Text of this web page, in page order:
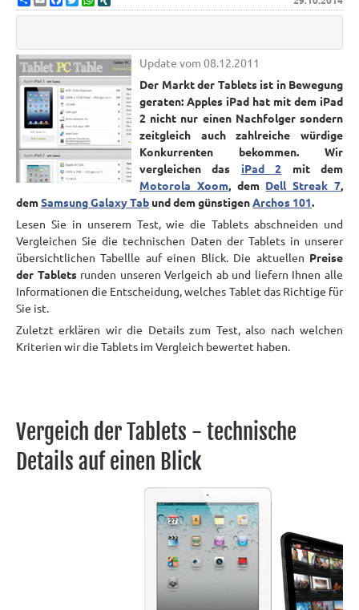
Update vom 08.12.2011
Der Markt der Tablets ist in Bewegung
geraten: Apples iPad hat mit dem iPad
2 nicht nur einen Nachfolger sondern
zeitgleich auch zahlreiche würdige
Konkurrenten bekommen. Wir
vergleichen das iPad 2 mit dem
Motorola Xoom, dem Dell Streak 7,
demSamsung Galaxy Tab und dem günstigenArchos 101.
Lesen Sie in unserem Test, wie die Tablets abschneiden und
Vergleichen Sie die technischen Daten der Tablets in unserer
übersichtlichen Tabellle auf einen Blick. Die aktuellen Preise
der Tabletsrunden unseren Verlgeich ab und liefern Ihnen alle
Informationen die Entscheidung, welches Tablet das Richtige für
Sie ist.
Zuletzt erklären wir die Details zum Test, also nach welchen
Kriterien wir die Tablets im Vergleich bewertet haben.
Vergeich der Tablets - technische
Details auf einen Blick